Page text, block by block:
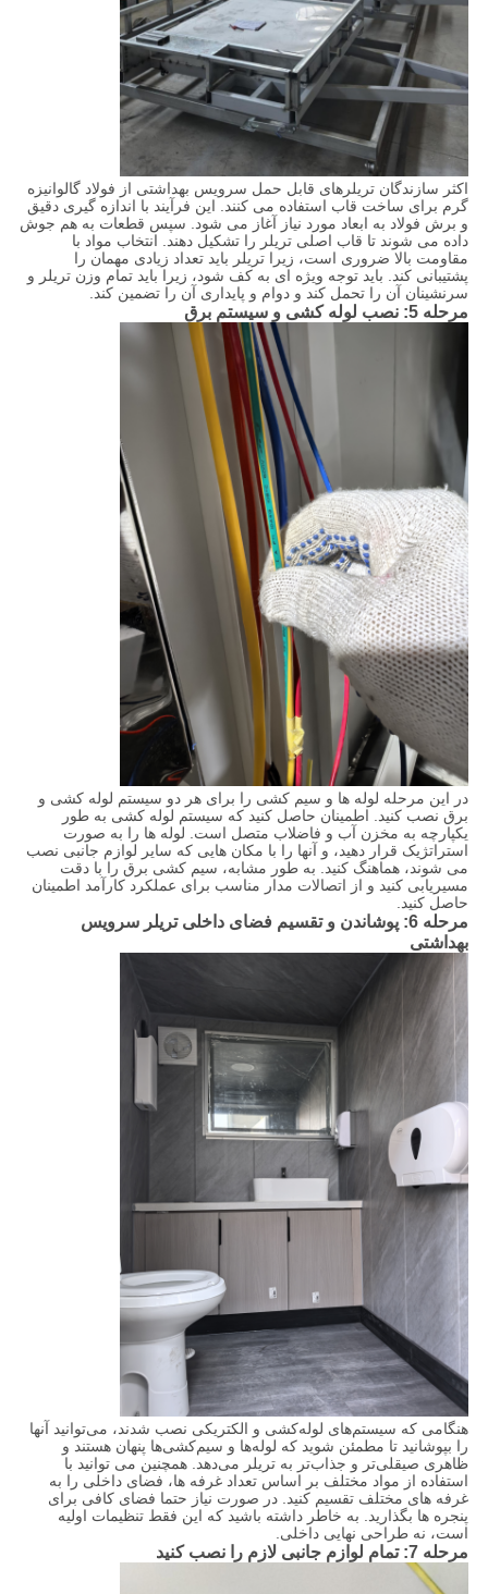
اکثر سازندگان تریلرهای قابل حمل سرویس بهداشتی از فولاد گالوانیزه
گرم برای ساخت قاب استفاده می کنند. این فرآیند با اندازه گیری دقیق
و برش فولاد به ابعاد مورد نیاز آغاز می شود. سپس قطعات به هم جوش
داده می شوند تا قاب اصلی تریلر را تشکیل دهند. انتخاب مواد با
مقاومت بالا ضروری است، زیرا تریلر باید تعداد زیادی مهمان را
پشتیبانی کند. باید توجه ویژه ای به کف شود، زیرا باید تمام وزن تریلر و
سرنشینان آن را تحمل کند و دوام و پایداری آن را تضمین کند.
مرحله 5: نصب لوله کشی و سیستم برق
در این مرحله لوله ها و سیم کشی را برای هر دو سیستم لوله کشی و
برق نصب کنید. اطمینان حاصل کنید که سیستم لوله کشی به طور
یکپارچه به مخزن آب و فاضلاب متصل است. لوله ها را به صورت
استراتژیک قرار دهید، و آنها را با مکان هایی که سایر لوازم جانبی نصب
می شوند، هماهنگ کنید. به طور مشابه، سیم کشی برق را با دقت
مسیریابی کنید و از اتصالات مدار مناسب برای عملکرد کارآمد اطمینان
حاصل کنید.
مرحله 6: پوشاندن و تقسیم فضای داخلی تریلر سرویس
بهداشتی
هنگامی که سیستم‌های لوله‌کشی و الکتریکی نصب شدند، می‌توانید آنها
را بپوشانید تا مطمئن شوید که لوله‌ها و سیم‌کشی‌ها پنهان هستند و
ظاهری صیقلی‌تر و جذاب‌تر به تریلر می‌دهد. همچنین می توانید با
استفاده از مواد مختلف بر اساس تعداد غرفه ها، فضای داخلی را به
غرفه های مختلف تقسیم کنید. در صورت نیاز حتما فضای کافی برای
پنجره ها بگذارید. به خاطر داشته باشید که این فقط تنظیمات اولیه
است، نه طراحی نهایی داخلی.
مرحله 7: تمام لوازم جانبی لازم را نصب کنید